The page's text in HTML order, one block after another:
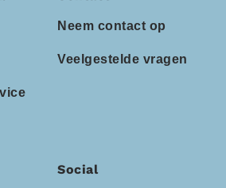
Neem contact op
Veelgestelde vragen
Social